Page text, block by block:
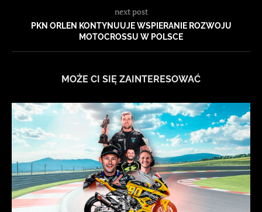
next post
PKN ORLEN KONTYNUUJE WSPIERANIE ROZWOJU
MOTOCROSSU W POLSCE
MOŻE CI SIĘ ZAINTERESOWAĆ